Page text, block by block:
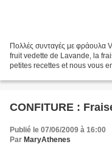
Πολλές συνταγές με
fruit vedette de Lavande, la
petites recettes et nous vous
CONFITURE :
Publié le 07/06/2009 à 16:00
Par MaryAthenes